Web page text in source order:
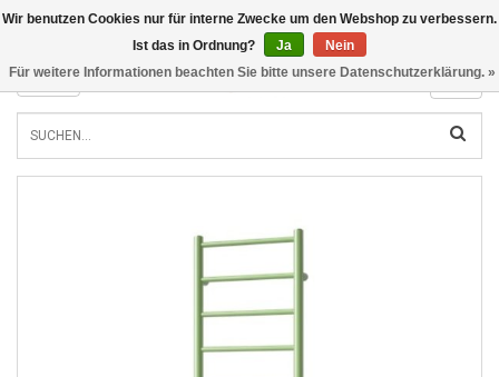
INFO@RADIATORS.SHOP
MENU
Wir benutzen Cookies nur für interne Zwecke um den Webshop zu verbessern.
Ist das in Ordnung?
Ja
Nein
Für weitere Informationen beachten Sie bitte unsere Datenschutzerklärung. »